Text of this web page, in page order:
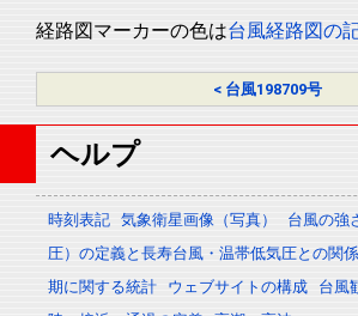
経路図マーカーの色は台風経路図の
< 台風198709号
ヘルプ
時刻表記 気象衛星画像（写真） 台風の強
圧）の定義と長寿台風・温帯低気圧との関係
期に関する統計
ウェブサイトの構成 台風